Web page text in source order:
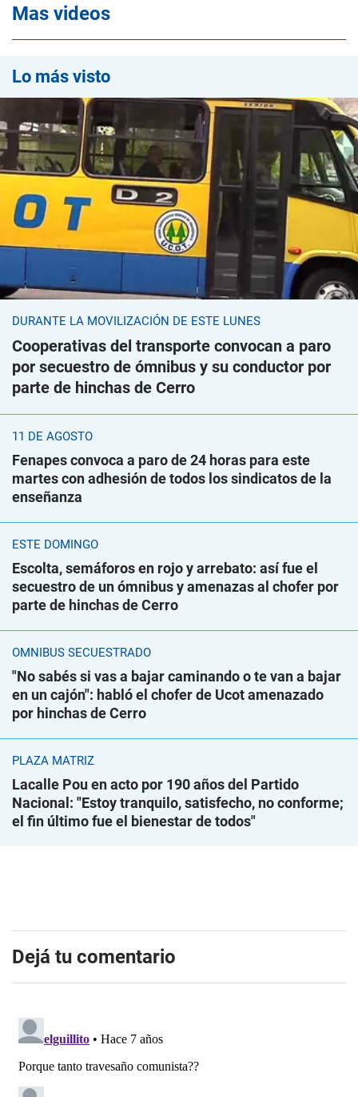
Mas videos
Lo más visto
DURANTE LA MOVILIZACIÓN DE ESTE LUNES
Cooperativas del transporte convocan a paro
por secuestro de ómnibus y su conductor por
parte de hinchas de Cerro
11 DE AGOSTO
Fenapes convoca a paro de 24 horas para este
martes con adhesión de todos los sindicatos de la
enseñanza
ESTE DOMINGO
Escolta, semáforos en rojo y arrebato: así fue el
secuestro de un ómnibus y amenazas al chofer por
parte de hinchas de Cerro
ÓMNIBUS SECUESTRADO
"No sabés si vas a bajar caminando o te van a bajar
en un cajón": habló el chofer de Ucot amenazado
por hinchas de Cerro
PLAZA MATRIZ
Lacalle Pou en acto por 190 años del Partido
Nacional: "Estoy tranquilo, satisfecho, no conforme;
el fin último fue el bienestar de todos"
Dejá tu comentario